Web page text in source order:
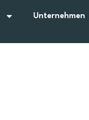
Unternehmen